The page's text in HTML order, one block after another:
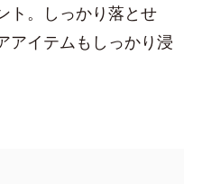
ト。しっかり落とせ
アイテムもしっかり浸